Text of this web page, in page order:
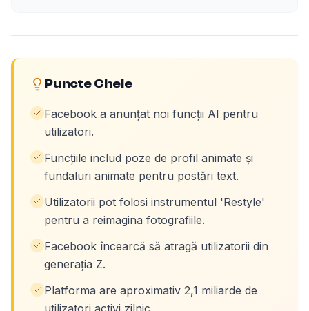
Puncte Cheie
Facebook a anunțat noi funcții AI pentru
utilizatori.
Funcțiile includ poze de profil animate și
fundaluri animate pentru postări text.
Utilizatorii pot folosi instrumentul 'Restyle'
pentru a reimagina fotografiile.
Facebook încearcă să atragă utilizatorii din
generația Z.
Platforma are aproximativ 2,1 miliarde de
utilizatori activi zilnic.